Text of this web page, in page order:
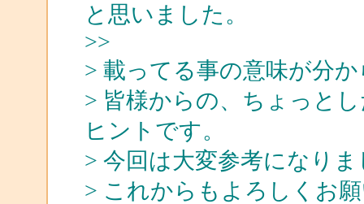
と思いました。
>>
> 載ってる事の意味が分
> 皆様からの、ちょっと
ヒントです。
> 今回は大変参考になり
> これからもよろしくお